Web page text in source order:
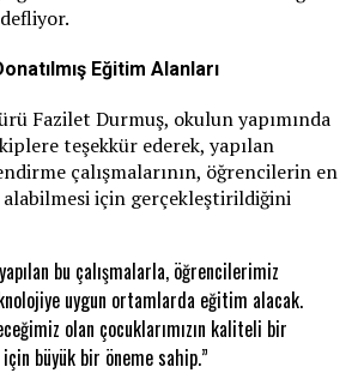
Eğitim Alanları
Fazilet Durmuş, okulun yapımında
teşekkür ederek, yapılan
çalışmalarının, öğrencilerin en
için gerçekleştirildiğini
bu çalışmalarla, öğrencilerimiz
uygun ortamlarda eğitim alacak.
olan çocuklarımızın kaliteli bir
büyük bir öneme sahip.”